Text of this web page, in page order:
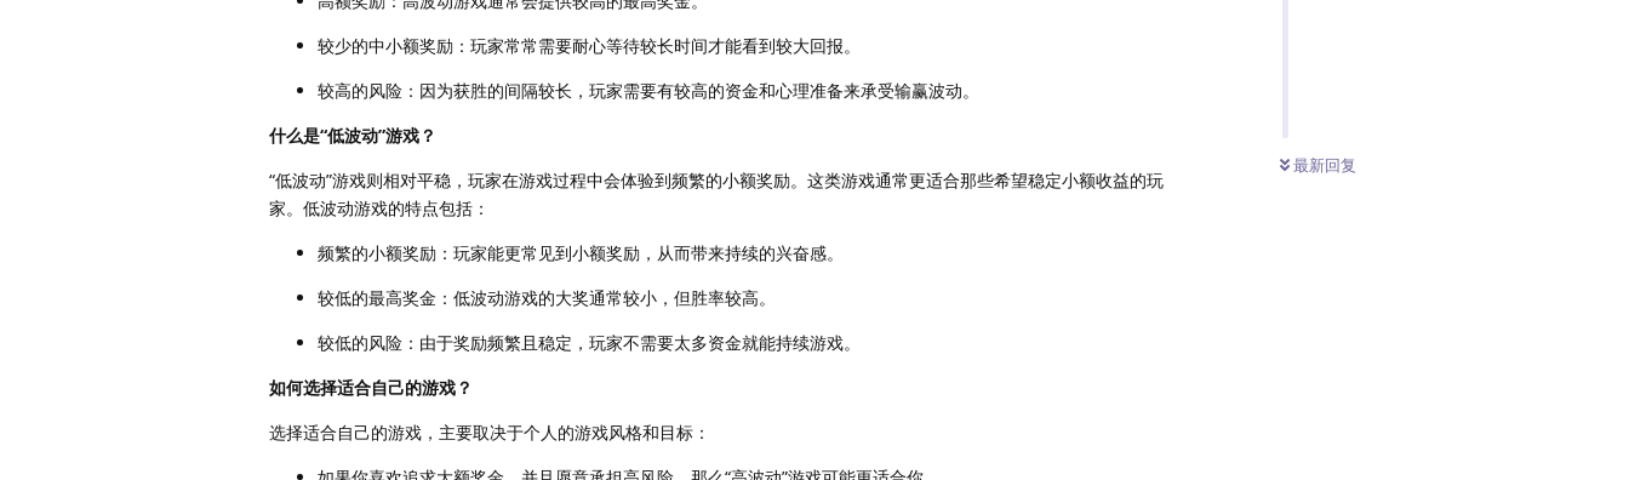
最新回复
较少的中小额奖励：玩家常常需要耐心等待较长时间才能看到较大回报。
较高的风险：因为获胜的间隔较长，玩家需要有较高的资金和心理准备来承受输赢波动。
什么是“低波动”游戏？
“低波动”游戏则相对平稳，玩家在游戏过程中会体验到频繁的小额奖励。这类游戏通常更适合那些希望稳定小额收益的玩
家。低波动游戏的特点包括：
频繁的小额奖励：玩家能更常见到小额奖励，从而带来持续的兴奋感。
较低的最高奖金：低波动游戏的大奖通常较小，但胜率较高。
较低的风险：由于奖励频繁且稳定，玩家不需要太多资金就能持续游戏。
如何选择适合自己的游戏？
选择适合自己的游戏，主要取决于个人的游戏风格和目标：